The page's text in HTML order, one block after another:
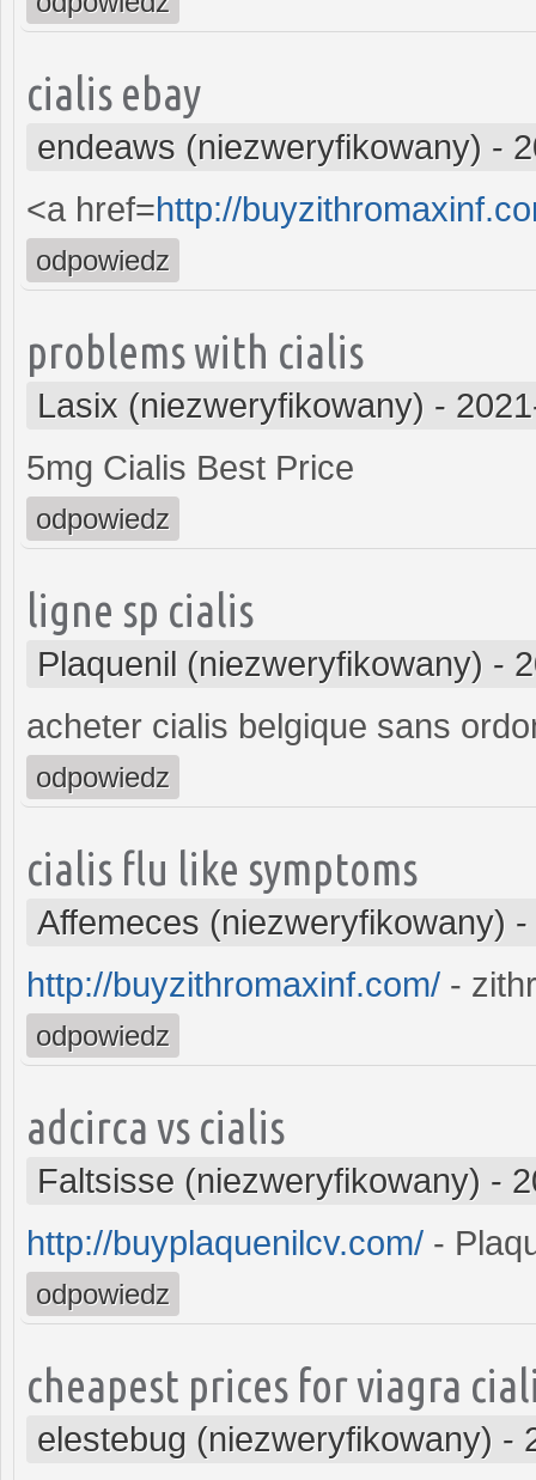
cialis ebay
endeaws (niezweryfikowany) -
<a href=http://
odpowiedz
problems with cialis
Lasix (niezweryfikowany) -
5mg Cialis Best Price
odpowiedz
ligne sp cialis
Plaquenil (niezweryfikowany) -
acheter cialis belgique sans
odpowiedz
cialis flu like symptoms
Affemeces (niezweryfikowany) -
http://buyzithromaxinf.com/ -
odpowiedz
adcirca vs cialis
Faltsisse (niezweryfikowany) -
http://buyplaquenilcv.com/ -
odpowiedz
cheapest prices for viagra
elestebug (niezweryfikowany) -